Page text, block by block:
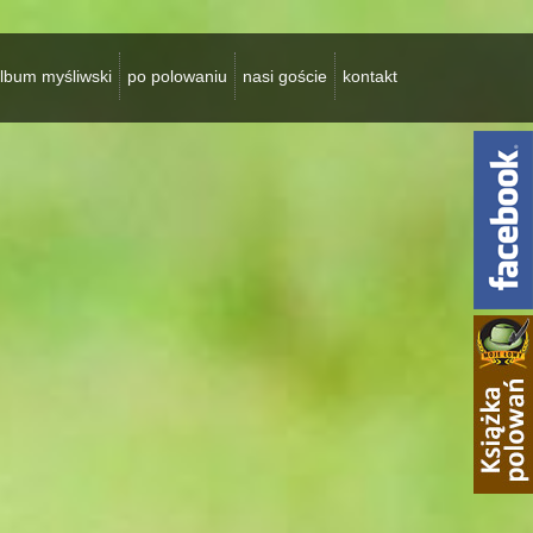
myśliwski po polowaniu nasi goście kontakt